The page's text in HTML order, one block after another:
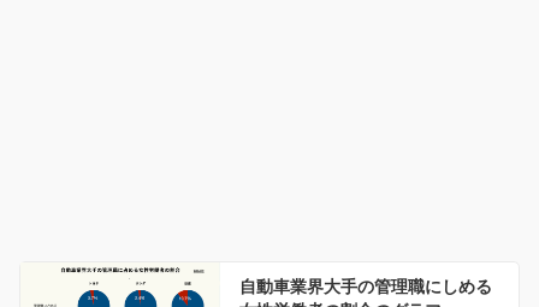
自動車業界大手の管理職にしめる